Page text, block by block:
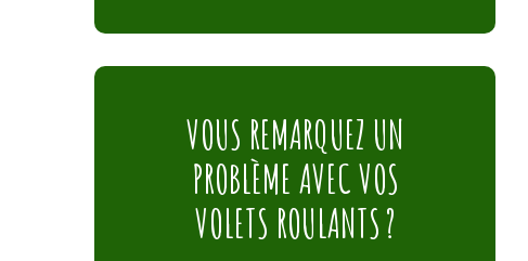
VOUS REMARQUEZ UN
PROBLÈME AVEC VOS
VOLETS ROULANTS ?